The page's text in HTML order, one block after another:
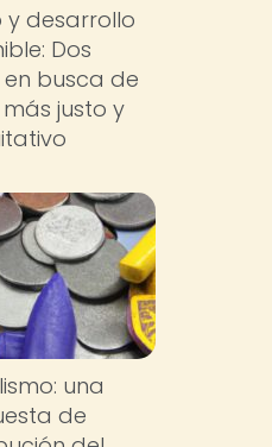
y desarrollo
Dos
busca de
justo y
una
de